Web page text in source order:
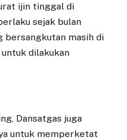
ijin tinggal di
sejak bulan
bersangkutan masih di
dilakukan
Dansatgas juga
untuk memperketat